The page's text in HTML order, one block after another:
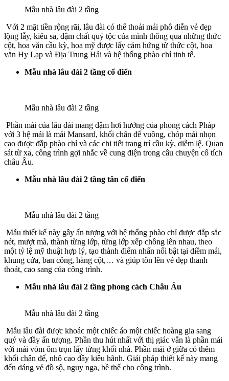
Mẫu nhà lâu đài 2 tầng
Với 2 mặt tiền rộng rãi, lâu đài có thể thoải mái phô diễn vẻ đẹp
lộng lẫy, kiêu sa, đậm chất quý tộc của mình thông qua những thức
cột, hoa văn cầu kỳ, hoa mỹ được lấy cảm hứng từ thức cột, hoa
văn Hy Lạp và Địa Trung Hải và hệ thống phào chỉ tinh tế.
Mẫu nhà lâu đài 2 tầng cổ điển
Mẫu nhà lâu đài 2 tầng
Phần mái của lâu đài mang đậm hơi hướng của phong cách Pháp
với 3 hệ mái là mái Mansard, khối chân đế vuông, chóp mái nhọn
cao được đắp phào chỉ và các chi tiết trang trí cầu kỳ, diễm lệ. Quan
sát từ xa, công trình gợi nhắc về cung điện trong câu chuyện cổ tích
châu Âu.
Mẫu nhà lâu đài 2 tầng tân cổ điển
Mẫu nhà lâu đài 2 tầng
Mẫu thiết kế này gây ấn tượng với hệ thống phào chỉ được đắp sắc
nét, mượt mà, thành từng lớp, từng lớp xếp chồng lên nhau, theo
một tỷ lệ mỹ thuật hợp lý, tạo thành điểm nhấn nổi bật tại diềm mái,
khung cửa, ban công, hàng cột,… và giúp tôn lên vẻ đẹp thanh
thoát, cao sang của công trình.
Mẫu nhà lâu đài 2 tầng phong cách Châu Âu
Mẫu nhà lâu đài 2 tầng
Mẫu lâu đài được khoác một chiếc áo một chiếc hoàng gia sang
quý và đầy ấn tượng. Phần thu hút nhất với thị giác vẫn là phần mái
với mái vòm ôm trọn lấy từng khối nhà. Phần mái ở giữa có thêm
khối chân đế, nhô cao đầy kiêu hãnh. Giải pháp thiết kế này mang
đến dáng vẻ đồ sộ, nguy nga, bề thế cho công trình.